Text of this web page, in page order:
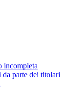
incompleta
parte dei titolari